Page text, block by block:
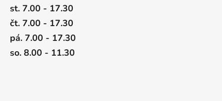
st. 7.00 - 17.30
čt. 7.00 - 17.30
pá. 7.00 - 17.30
so. 8.00 - 11.30